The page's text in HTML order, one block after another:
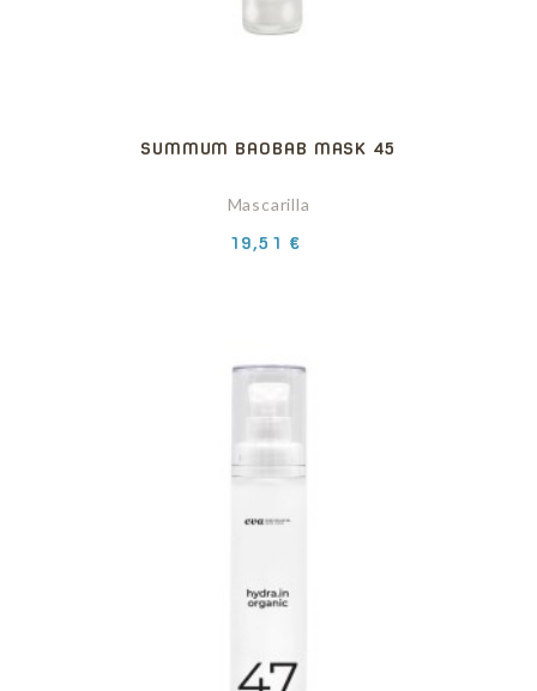
SUMMUM BAOBAB MASK 45
Mascarilla
Precio
19,51 €